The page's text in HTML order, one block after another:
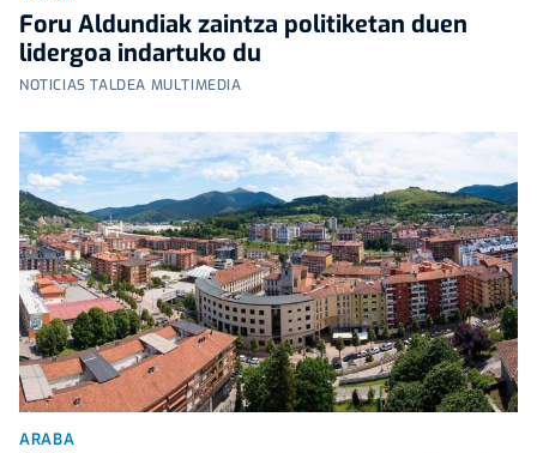
Foru Aldundiak zaintza politiketan duen
lidergoa indartuko du
NOTICIAS TALDEA MULTIMEDIA
ARABA